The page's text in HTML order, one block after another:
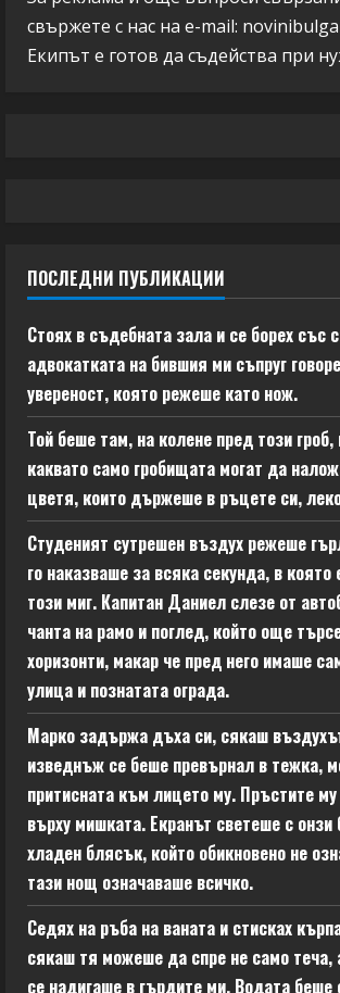
свържете с нас на e-mail:
Екипът е готов да съдейства при
ПОСЛЕДНИ ПУБЛИКАЦИИ
Стоях в съдебната зала и се борех със
адвокатката на бившия ми съпруг
увереност, която режеше като нож.
Той беше там, на колене пред този
каквато само гробищата могат да
цветя, които държеше в ръцете си,
Студеният сутрешен въздух режеше
го наказваше за всяка секунда, в която
този миг. Капитан Даниел слезе от
чанта на рамо и поглед, който още
хоризонти, макар че пред него имаше
улица и познатата ограда.
Марко задържа дъха си, сякаш
изведнъж се беше превърнал в тежка,
притисната към лицето му. Пръстите му
върху мишката. Екранът светеше с онзи
хладен блясък, който обикновено не
тази нощ означаваше всичко.
Седях на ръба на ваната и стисках
сякаш тя можеше да спре не само теча,
се надигаше в гърдите ми. Водата беше